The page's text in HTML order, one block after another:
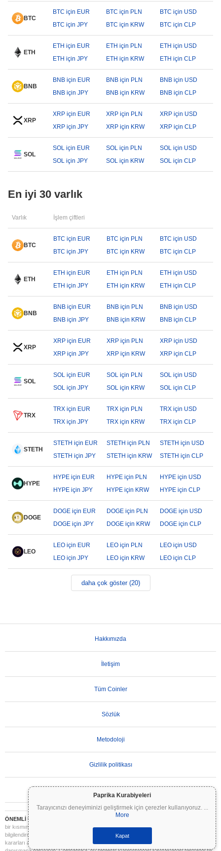
Paprika Kurabiyeleri
Tarayıcınızı deneyiminizi geliştirmek için çerezler kullanıyoruz. ...
More
Kapat
BTC
BTC için EUR BTC için PLN
BTC için USD
BTC için JPY
BTC için KRW BTC için CLP
ETH
ETH için EUR ETH için PLN
ETH için USD
ETH için JPY
ETH için KRW ETH için CLP
BNB
BNB için EUR BNB için PLN
BNB için USD
BNB için JPY
BNB için KRW BNB için CLP
XRP
XRP için EUR XRP için PLN
XRP için USD
XRP için JPY
XRP için KRW XRP için CLP
SOL
SOL için EUR SOL için PLN
SOL için USD
SOL için JPY
SOL için KRW SOL için CLP
En iyi 30 varlık
Varlık İşlem çiftleri
BTC
BTC için EUR BTC için PLN
BTC için USD
BTC için JPY
BTC için KRW BTC için CLP
ETH
ETH için EUR ETH için PLN
ETH için USD
ETH için JPY
ETH için KRW ETH için CLP
BNB
BNB için EUR BNB için PLN
BNB için USD
BNB için JPY
BNB için KRW BNB için CLP
XRP
XRP için EUR XRP için PLN
XRP için USD
XRP için JPY
XRP için KRW XRP için CLP
SOL
SOL için EUR SOL için PLN
SOL için USD
SOL için JPY
SOL için KRW SOL için CLP
TRX
TRX için EUR TRX için PLN
TRX için USD
TRX için JPY
TRX için KRW TRX için CLP
STETH
STETH için EUR STETH için PLN
STETH için USD
STETH için JPY
STETH için KRW STETH için CLP
HYPE
HYPE için EUR HYPE için PLN
HYPE için USD
HYPE için JPY
HYPE için KRW HYPE için CLP
DOGE
DOGE için EUR DOGE için PLN
DOGE için USD
DOGE için JPY
DOGE için KRW DOGE için CLP
LEO
LEO için EUR LEO için PLN
LEO için USD
LEO için JPY
LEO için KRW LEO için CLP
daha çok göster (20)
Hakkımızda
İletişim
Tüm Coinler
Sözlük
Metodoloji
Gizlilik politikası
ÖNEMLİ UYARI:
Kripto paralar son derece volatildir ve önemli riskler içerir. Yatırımınızın
bir kısmını veya tamamını kaybedebilirsiniz. Coinpaprika üzerindeki tüm bilgiler yalnızca
bilgilendirme amaçlıdır ve finansal veya yatırım tavsiyesi niteliği taşımaz. Yatırım
kararları almadan önce daima kendi araştırmanızı yapın (DYOR) ve nitelikli bir finansal